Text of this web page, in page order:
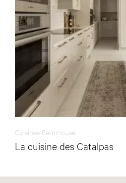
Cuisines Farmhouse
La cuisine des Catalpas